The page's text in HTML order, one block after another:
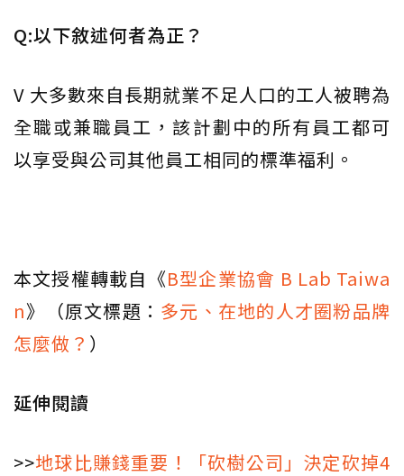
Q:以下敘述何者為正？
V 大多數來自長期就業不足人口的工人被聘為
全職或兼職員工，該計劃中的所有員工都可
以享受與公司其他員工相同的標準福利。
本文授權轉載自《B型企業協會 B Lab Taiwa
n》（原文標題： 多元、在地的人才圈粉品牌
怎麼做？ ）
延伸閱讀
>>地球比賺錢重要！「砍樹公司」決定砍掉4